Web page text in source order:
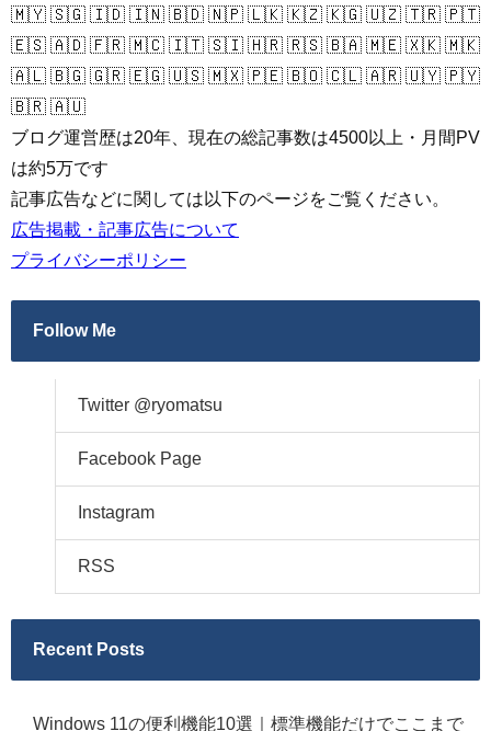
🇲🇾 🇸🇬 🇮🇩 🇮🇳 🇧🇩 🇳🇵 🇱🇰 🇰🇿 🇰🇬 🇺🇿 🇹🇷 🇵🇹
🇪🇸 🇦🇩 🇫🇷 🇲🇨 🇮🇹 🇸🇮 🇭🇷 🇷🇸 🇧🇦 🇲🇪 🇽🇰 🇲🇰
🇦🇱 🇧🇬 🇬🇷 🇪🇬 🇺🇸 🇲🇽 🇵🇪 🇧🇴 🇨🇱 🇦🇷 🇺🇾 🇵🇾
🇧🇷 🇦🇺
ブログ運営歴は20年、現在の総記事数は4500以上・月間PV
は約5万です
記事広告などに関しては以下のページをご覧ください。
広告掲載・記事広告について
プライバシーポリシー
Follow Me
Twitter @ryomatsu
Facebook Page
Instagram
RSS
Recent Posts
Windows 11の便利機能10選｜標準機能だけでここまで